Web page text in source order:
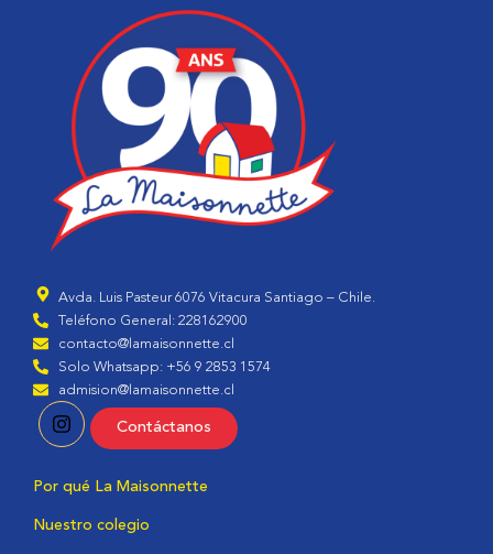
Avda. Luis Pasteur 6076 Vitacura Santiago – Chile.
Teléfono General: 228162900
contacto@lamaisonnette.cl
Solo Whatsapp: +56 9 2853 1574
admision@lamaisonnette.cl
Contáctanos
Por qué La Maisonnette
Nuestro colegio